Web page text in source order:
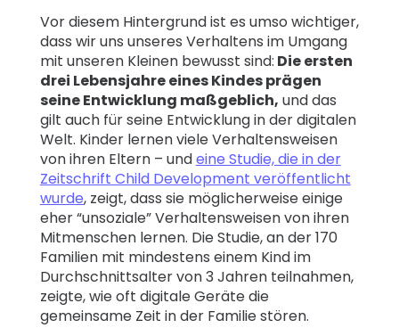
Vor diesem Hintergrund ist es umso wichtiger,
dass wir uns unseres Verhaltens im Umgang
mit unseren Kleinen bewusst sind: Die ersten
drei Lebensjahre eines Kindes prägen
seine Entwicklung maßgeblich, und das
gilt auch für seine Entwicklung in der digitalen
Welt. Kinder lernen viele Verhaltensweisen
von ihren Eltern – undeine Studie, die in der
Zeitschrift Child Development veröffentlicht
wurde, zeigt, dass sie möglicherweise einige
eher “unsoziale” Verhaltensweisen von ihren
Mitmenschen lernen. Die Studie, an der 170
Familien mit mindestens einem Kind im
Durchschnittsalter von 3 Jahren teilnahmen,
zeigte, wie oft digitale Geräte die
gemeinsame Zeit in der Familie stören.